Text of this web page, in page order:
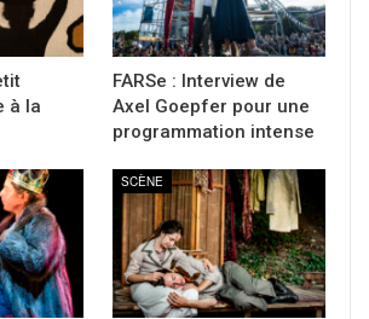
à la
FARSe : Interview de
Axel Goepfer pour une
programmation intense
SCÈNE